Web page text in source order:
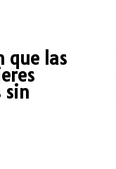
que las
sin